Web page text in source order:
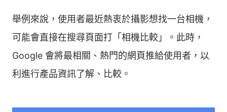
舉例來說，使用者最近熱衷於攝影想找一台相機，
可能會直接在搜尋頁面打「相機比較」。此時，
Google 會將最相關、熱門的網頁推給使用者，以
利進行產品資訊了解、比較。